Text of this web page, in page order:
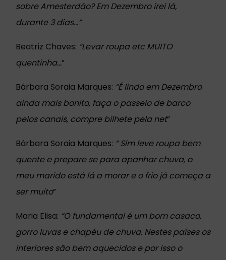
sobre Amesterdão? Em Dezembro irei lá,
durante 3 dias...”
Beatriz Chaves: “Levar roupa etc MUITO
quentinha...”
Bárbara Soraia Marques: “É lindo em Dezembro
ainda mais bonito, faça o passeio de barco
pelos canais, compre bilhete pela net”
Bárbara Soraia Marques: “ Sim leve roupa bem
quente e prepare se para apanhar chuva, o
meu marido está lá a morar e o frio já começa a
ser muito”
Maria Elisa: “O fundamental é um bom casaco,
gorro luvas e chapéu de chuva. Nestes países os
interiores são bem aquecidos e por isso o